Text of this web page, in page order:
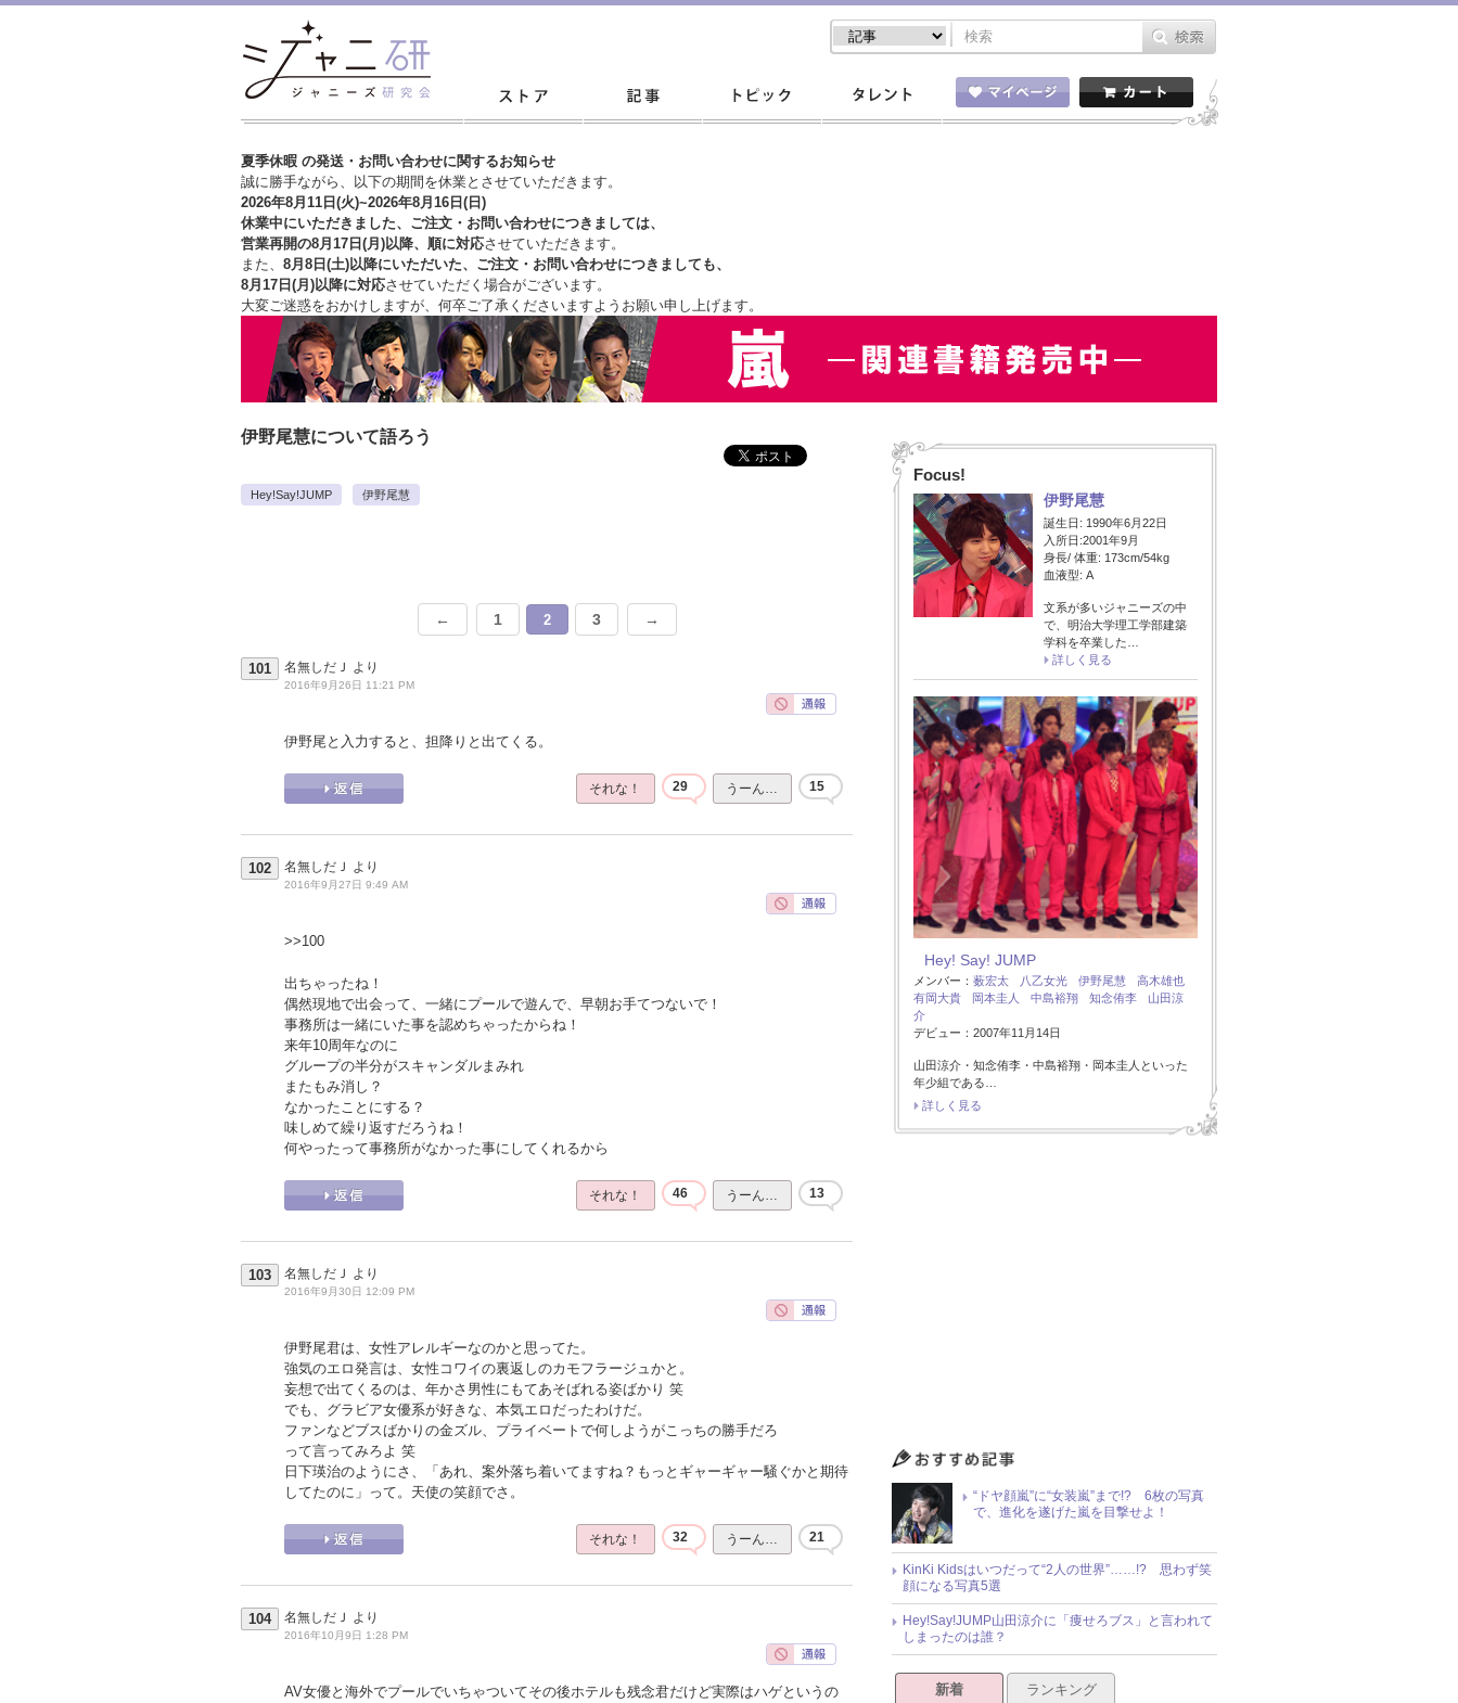
夏季休暇 の発送・お問い合わせに関するお知らせ
誠に勝手ながら、以下の期間を休業とさせていただきます。
2026年8月11日(火)~2026年8月16日(日)
休業中にいただきました、ご注文・お問い合わせにつきましては、
営業再開の8月17日(月)以降、順に対応させていただきます。
また、 8月8日(土)以降にいただいた、ご注文・ お問い合わせにつきましても、
8月17日(月)以降に対応させていただく場合がございます。
大変ご迷惑をおかけしますが、 何卒ご了承くださいますようお願い申し上げます。
伊野尾慧について語ろう
Hey!Say!JUMP 伊野尾慧
← 1 2 3 →
101 名無しだＪ より
2016年9月26日 11:21 PM
伊野尾と入力すると、担降りと出てくる。
それな！ 29 うーん… 15
102 名無しだＪ より
2016年9月27日 9:49 AM
>>100
出ちゃったね！
偶然現地で出会って、一緒にプールで遊んで、早朝お手てつないで！
事務所は一緒にいた事を認めちゃったからね！
来年10周年なのに
グループの半分がスキャンダルまみれ
またもみ消し？
なかったことにする？
味しめて繰り返すだろうね！
何やったって事務所がなかった事にしてくれるから
それな！ 46 うーん… 13
103 名無しだＪ より
2016年9月30日 12:09 PM
伊野尾君は、女性アレルギーなのかと思ってた。
強気のエロ発言は、女性コワイの裏返しのカモフラージュかと。
妄想で出てくるのは、年かさ男性にもてあそばれる姿ばかり 笑
でも、グラビア女優系が好きな、本気エロだったわけだ。
ファンなどブスばかりの金ズル、プライベートで何しようがこっちの勝手だろ
って言ってみろよ 笑
日下瑛治のようにさ、「あれ、案外落ち着いてますね？もっとギャーギャー騒ぐかと期待
してたのに」って。天使の笑顔でさ。
それな！ 32 うーん… 21
104 名無しだＪ より
2016年10月9日 1:28 PM
AV女優と海外でプールでいちゃついてその後ホテルも残念君だけど実際はハゲというの
Focus!
伊野尾慧
誕生日: 1990年6月22日
入所日:2001年9月
身長/ 体重: 173cm/54kg
血液型: A
文系が多いジャニーズの中
で、明治大学理工学部建築
学科を卒業した…
詳しく見る
Hey! Say! JUMP
メンバー： 薮宏太 八乙女光 伊野尾慧
高木雄也
有岡大貴
岡本圭人 中島裕翔 知念侑李
山田涼
介
デビュー：2007年11月14日
山田涼介・知念侑李・中島裕翔・岡本圭人といった
年少組である…
詳しく見る
“ドヤ顔嵐”に“女装嵐”まで!? 6枚の写真
で、進化を遂げた嵐を目撃せよ！
KinKi Kidsはいつだって“2人の世界”……!? 思わず笑
顔になる写真5選
Hey!Say!JUMP山田涼介に「痩せろブス」と言われて
しまったのは誰？
新着 ランキング